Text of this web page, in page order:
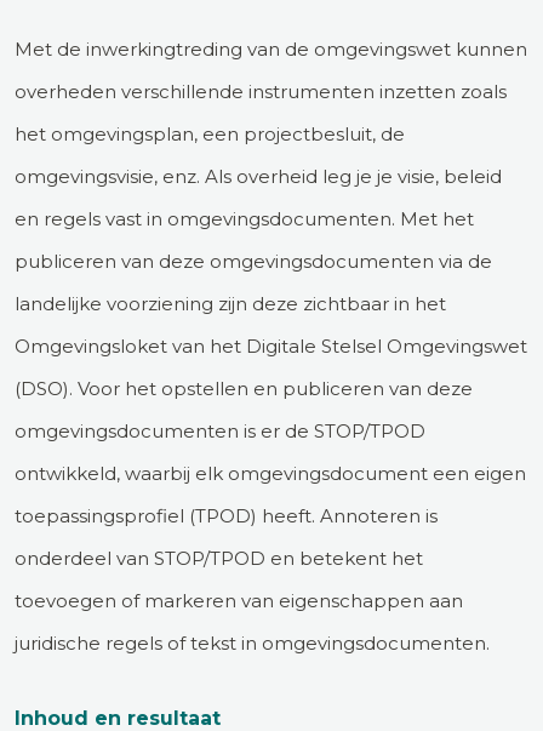
Met de inwerkingtreding van de omgevingswet kunnen
overheden verschillende instrumenten inzetten zoals
het omgevingsplan, een projectbesluit, de
omgevingsvisie, enz. Als overheid leg je je visie, beleid
en regels vast in omgevingsdocumenten. Met het
publiceren van deze omgevingsdocumenten via de
landelijke voorziening zijn deze zichtbaar in het
Omgevingsloket van het Digitale Stelsel Omgevingswet
(DSO). Voor het opstellen en publiceren van deze
omgevingsdocumenten is er de STOP/TPOD
ontwikkeld, waarbij elk omgevingsdocument een eigen
toepassingsprofiel (TPOD) heeft. Annoteren is
onderdeel van STOP/TPOD en betekent het
toevoegen of markeren van eigenschappen aan
juridische regels of tekst in omgevingsdocumenten.
Inhoud en resultaat